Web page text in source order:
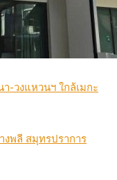
-วงแหวนฯ ใกล้เมกะ
งพลี สมุทรปราการ